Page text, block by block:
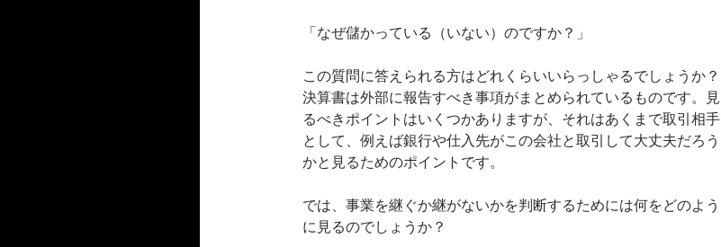
「なぜ儲かっている（いない）のですか？」
この質問に答えられる方はどれくらいいらっしゃるでしょうか？
決算書は外部に報告すべき事項がまとめられているものです。見
るべきポイントはいくつかありますが、それはあくまで取引相手
として、例えば銀行や仕入先がこの会社と取引して大丈夫だろう
かと見るためのポイントです。
では、事業を継ぐか継がないかを判断するためには何をどのよう
に見るのでしょうか？